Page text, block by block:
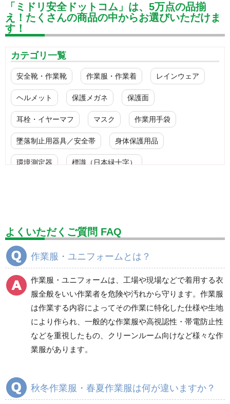
「ミドリ安全ドットコム」は、5万点の品揃
え！たくさんの商品の中からお選びいただけま
す！
カテゴリ一覧
安全靴・作業靴 作業服・作業着 レインウェア
ヘルメット 保護メガネ 保護面
耳栓・イヤーマフ マスク 作業用手袋
墜落制止用器具／安全帯 身体保護用品
環境測定器 標識（日本緑十字）
設備用品・作業補助用品 工事作業用品
分煙対策機器
電気保守用品 ワイパー クリーンルーム対策用品
防災グッズ（防災セット） 救急医療品
健康管理器具 季節商品 ウイルス対策用品
商品カテゴリ一覧
秋冬長袖
秋冬長袖
よくいただくご質問 FAQ
作業服・ユニフォームとは？
作業服・ユニフォームは、工場や現場などで着用する衣
服全般をいい作業者を危険や汚れから守ります。作業服
は作業する内容によってその作業に特化した仕様や生地
により作られ、一般的な作業服や高視認性・帯電防止性
などを重視したもの、クリーンルーム向けなど様々な作
業服があります。
秋冬作業服・春夏作業服は何が違いますか？